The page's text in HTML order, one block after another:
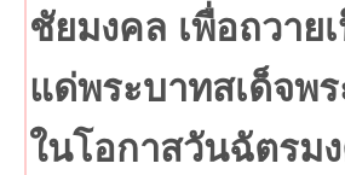
ชัยมงคล เพื่อถวาย
แด่พระบาทสเด็จพร
ในโอกาสวันฉัตรม